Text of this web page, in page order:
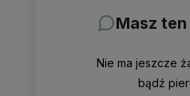
Masz
Nie ma jeszcze
bądź